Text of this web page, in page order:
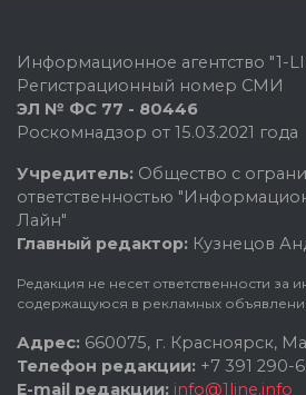
Информационное агентство "1-
Регистрационный номер СМИ
ЭЛ № ФС 77 - 80446
Роскомнадзор от 15.03.2021 года
Учредитель: Общество с
ответственностью
Лайн"
Главный редактор: Кузнецов
Редакция не несет ответственности за
содержащуюся в рекламных
Адрес: 660075, г. Красноярск,
Телефон редакции: +7 391 290-
E-mail редакции: info@1line.info